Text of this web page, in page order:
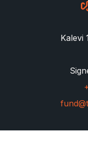
Kalevi